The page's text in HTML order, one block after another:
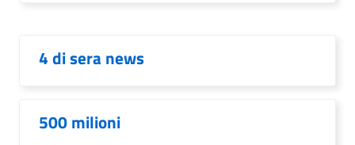
4 di sera news
500 milioni